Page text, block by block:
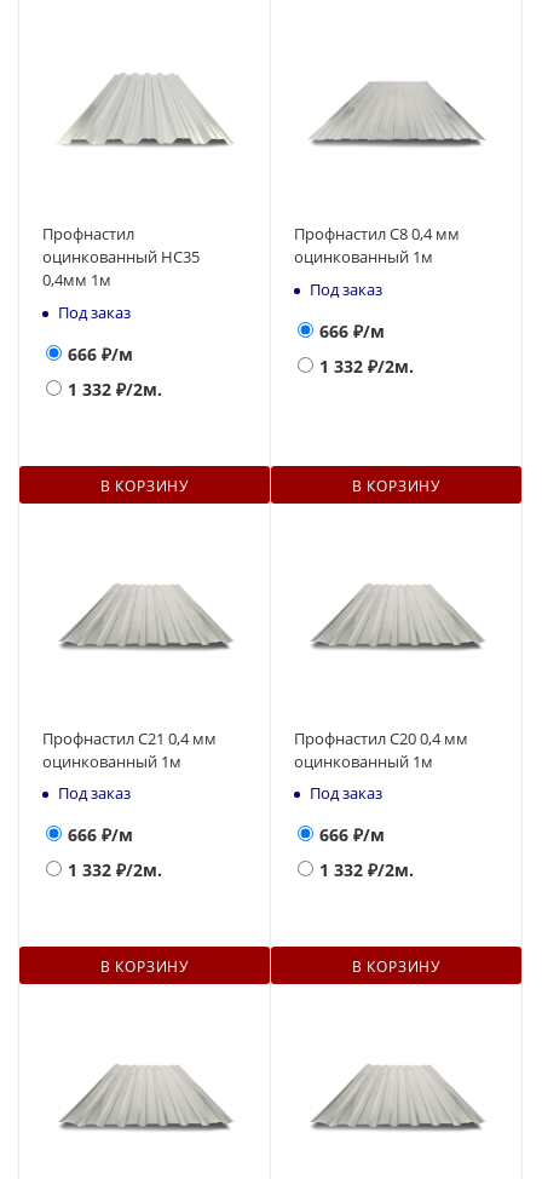
Профнастил
оцинкованный НС35
0,4мм 1м
Под заказ
666 ₽/м
1 332 ₽/2м.
В КОРЗИНУ
Профнастил С8 0,4 мм
оцинкованный 1м
Под заказ
666 ₽/м
1 332 ₽/2м.
В КОРЗИНУ
Профнастил С21 0,4 мм
оцинкованный 1м
Под заказ
666 ₽/м
1 332 ₽/2м.
В КОРЗИНУ
Профнастил С20 0,4 мм
оцинкованный 1м
Под заказ
666 ₽/м
1 332 ₽/2м.
В КОРЗИНУ